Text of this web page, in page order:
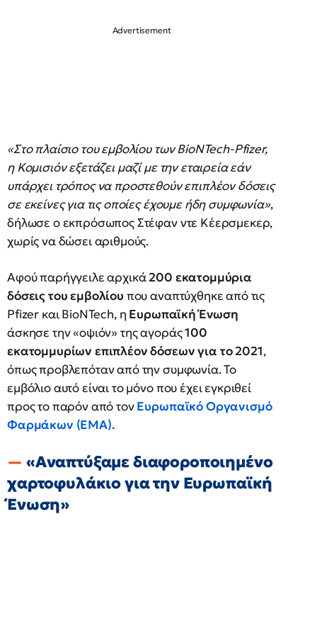
«Στο πλαίσιο του εμβολίου των BioNTech-Pfizer,
η Κομισιόν εξετάζει μαζί με την εταιρεία εάν
υπάρχει τρόπος να προστεθούν επιπλέον δόσεις
σε εκείνες για τις οποίες έχουμε ήδη συμφωνία»,
δήλωσε ο εκπρόσωπος Στέφαν ντε Κέερσμεκερ,
χωρίς να δώσει αριθμούς.
Αφού παρήγγειλε αρχικά200 εκατομμύρια
δόσεις του εμβολίου που αναπτύχθηκε από τις
Pfizer και BioNTech, η Ευρωπαϊκή Ένωση
άσκησε την «οψιόν» της αγοράς100
εκατομμυρίων επιπλέον δόσεων για το 2021,
όπως προβλεπόταν από την συμφωνία. Το
εμβόλιο αυτό είναι το μόνο που έχει εγκριθεί
προς το παρόν από τονΕυρωπαϊκό Οργανισμό
Φαρμάκων (EMA).
«Αναπτύξαμε διαφοροποιημένο
χαρτοφυλάκιο για την Ευρωπαϊκή
Ένωση»